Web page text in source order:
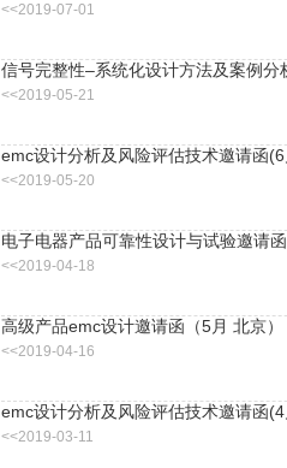
<<2019-07-01
信号完整性–系统化设计方法及案例分
<<2019-05-21
emc设计分析及风险评估技术邀请函
<<2019-05-20
电子电器产品可靠性设计与试验邀请
<<2019-04-18
高级产品emc设计邀请函（5月 北京）
<<2019-04-16
emc设计分析及风险评估技术邀请函
<<2019-03-11